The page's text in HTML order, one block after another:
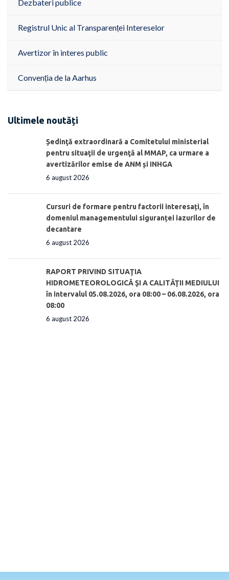
Dezbateri publice
Registrul Unic al Transparenței Intereselor
Avertizor în interes public
Convenția de la Aarhus
Ultimele noutăți
Ședinţă extraordinară a Comitetului ministerial
pentru situaţii de urgenţă al MMAP, ca urmare a
avertizărilor emise de ANM și INHGA
6 august 2026
Cursuri de formare pentru factorii interesați, în
domeniul managementului siguranței iazurilor de
decantare
6 august 2026
RAPORT PRIVIND SITUAŢIA
HIDROMETEOROLOGICĂ ŞI A CALITĂŢII MEDIULUI
în intervalul 05.08.2026, ora 08:00 – 06.08.2026, ora
08:00
6 august 2026